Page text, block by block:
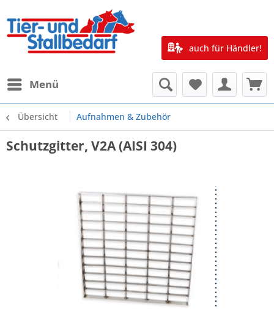
Menü
auch für Händler!
Übersicht Aufnahmen & Zubehör
Schutzgitter, V2A (AISI 304)